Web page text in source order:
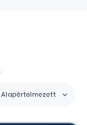
Alapértelmezett